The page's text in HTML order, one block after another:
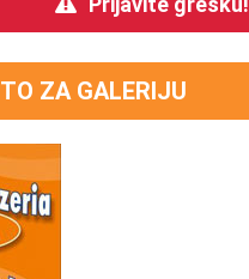
ZA GALERIJU